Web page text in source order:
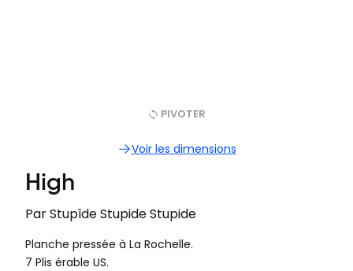
PIVOTER
Voir les dimensions
High
ParStupîde Stupide Stupide
Planche pressée à La Rochelle.
7 Plis érable US.